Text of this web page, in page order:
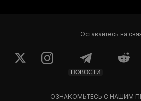
$258,45
Оставайтесь на
НОВОСТИ
ОЗНАКОМЬТЕСЬ С НАШИМ